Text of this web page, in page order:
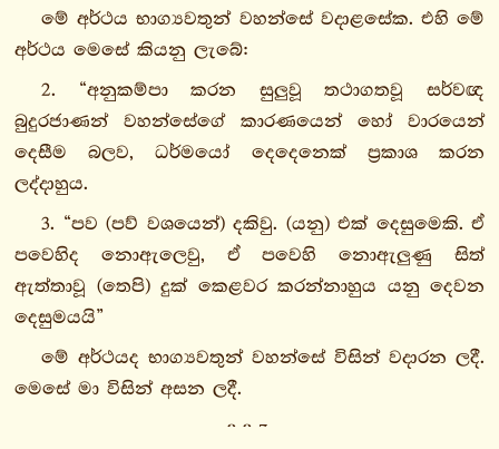
දුතියවග්ගො
විතක්ක
දෙසනාසුත්තං
විජ්ජාසුත්තං
සුක්කධම්ම
සුත්තං
අජාතසුත්තං
සුත්තං
පටිසල්ලාන
මේ අර්ථය භාග්‍යවතුන් වහන්සේ වදාළසේක. එහි මේ
අර්ථය මෙසේ කියනු ලැබේ:
2. “අනුකම්පා කරන සුලුවූ තථාගතවූ සර්වඥ
බුදුරජාණන් වහන්සේගේ කාරණයෙන් හෝ වාරයෙන්
දෙසීම බලව, ධර්මයෝ දෙදෙනෙක් ප්‍රකාශ කරන
ලද්දාහුය.
3. “පව (පව් වශයෙන්) දකිවු. (යනු) එක් දෙසුමෙකි. ඒ
පවෙහිද නොඇලෙවු, ඒ පවෙහි නොඇලුණු සිත්
ඇත්තාවූ (තෙපි) දුක් කෙළවර කරන්නාහුය යනු දෙවන
දෙසුමයයි”
මේ අර්ථයද භාග්‍යවතුන් වහන්සේ විසින් වදාරන ලදී.
මෙසේ මා විසින් අසන ලදී.
2. 2. 3.